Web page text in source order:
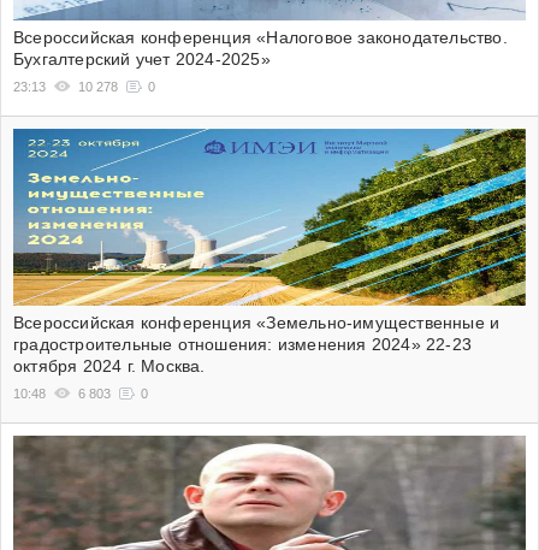
Всероссийская конференция «Налоговое законодательство.
Бухгалтерский учет 2024-2025»
23:13 10 278 0
Всероссийская конференция «Земельно-имущественные и
градостроительные отношения: изменения 2024» 22-23
октября 2024 г. Москва.
10:48 6 803 0